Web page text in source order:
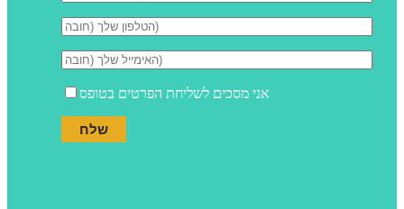
אני מסכים לשליחת הפרטים בטופס